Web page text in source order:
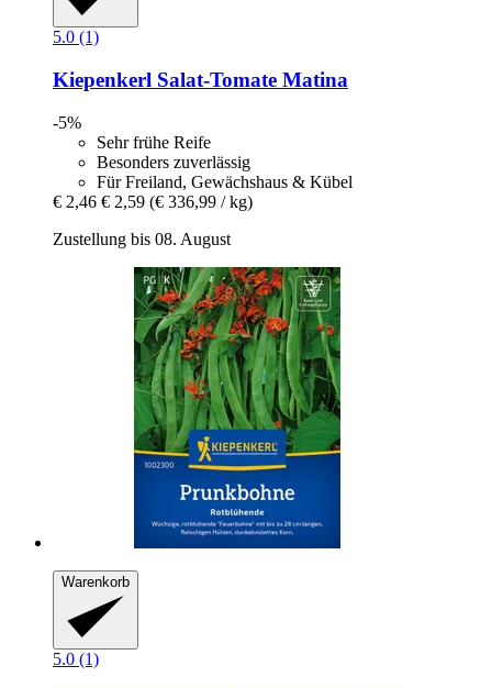
5.0 (1)
Kiepenkerl Salat-​Tomate Matina
-5%
Sehr frühe Reife
Besonders zuverlässig
Für Freiland, Gewächshaus & Kübel
€ 2,46 € 2,59 (€ 336,99 / kg)
Zustellung bis 08. August
Warenkorb
5.0 (1)